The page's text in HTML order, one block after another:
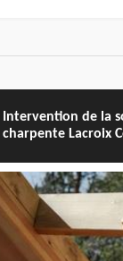
Intervention de la
charpente Lacroix